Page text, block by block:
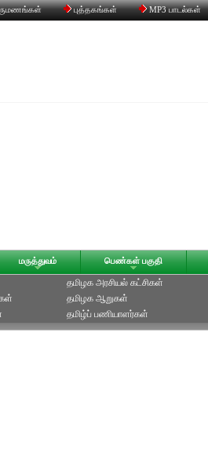
புத்தகங்கள் MP3 பாடல்கள்
மருத்துவம் பெண்கள் பகுதி
தமிழக அரசியல் கட்சிகள்
தமிழக ஆறுகள்
தமிழ்ப் பணியாளர்கள்